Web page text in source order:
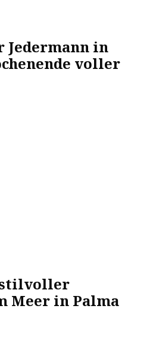
Jedermann in
voller
Meer in Palma